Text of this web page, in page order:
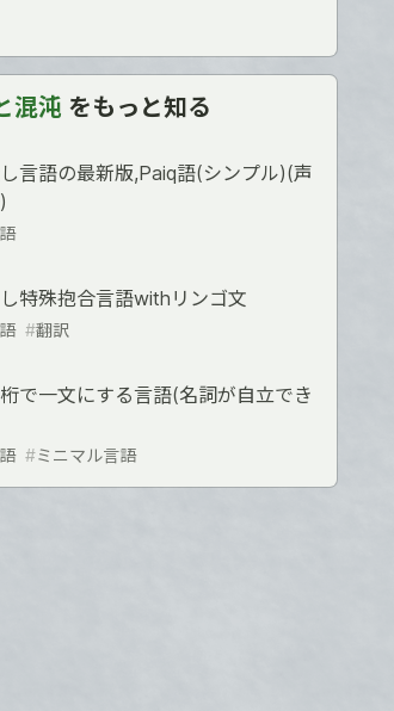
混沌 をもっと知る
言語の最新版,Paiq語(シンプル)(声
特殊抱合言語withリンゴ文
#翻訳
で一文にする言語(名詞が自立でき
#ミニマル言語